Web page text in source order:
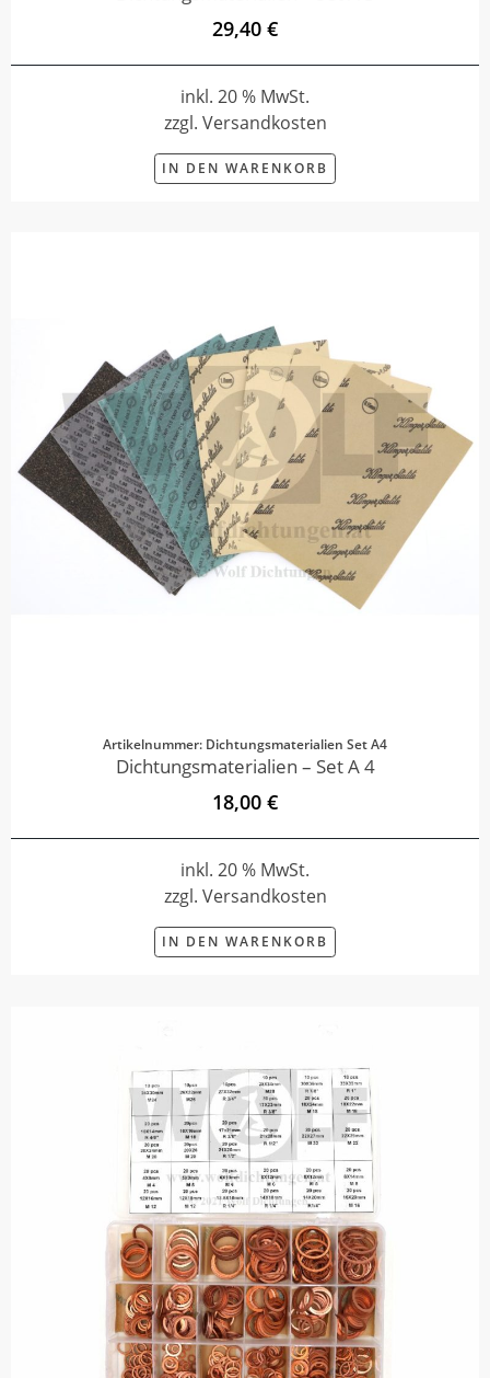
29,40 €
inkl. 20 % MwSt.
zzgl. Versandkosten
IN DEN WARENKORB
Artikelnummer: Dichtungsmaterialien Set A4
Dichtungsmaterialien – Set A 4
18,00 €
inkl. 20 % MwSt.
zzgl. Versandkosten
IN DEN WARENKORB